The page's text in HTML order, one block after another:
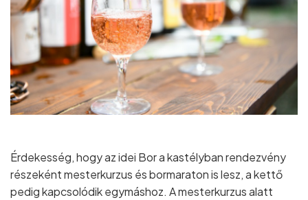
Érdekesség, hogy az idei Bor a kastélyban rendezvény
részeként mesterkurzus és bormaraton is lesz, a kettő
pedig kapcsolódik egymáshoz. A mesterkurzus alatt